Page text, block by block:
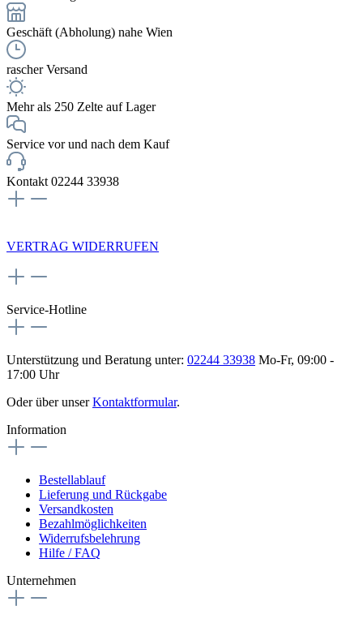
Geschäft (Abholung) nahe Wien
rascher Versand
Mehr als 250 Zelte auf Lager
Service vor und nach dem Kauf
Kontakt 02244 33938
VERTRAG WIDERRUFEN
Service-Hotline
Unterstützung und Beratung unter: 02244 33938 Mo-Fr, 09:00 -
17:00 Uhr
Oder über unserKontaktformular.
Information
Bestellablauf
Lieferung und Rückgabe
Versandkosten
Bezahlmöglichkeiten
Widerrufsbelehrung
Hilfe / FAQ
Unternehmen